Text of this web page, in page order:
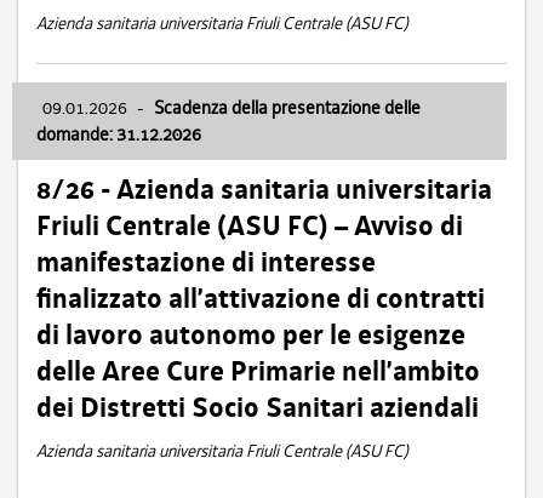
Azienda sanitaria universitaria Friuli Centrale (ASU FC)
09.01.2026 - Scadenza della presentazione delle
domande: 31.12.2026
8/26 - Azienda sanitaria universitaria
Friuli Centrale (ASU FC) – Avviso di
manifestazione di interesse
finalizzato all’attivazione di contratti
di lavoro autonomo per le esigenze
delle Aree Cure Primarie nell’ambito
dei Distretti Socio Sanitari aziendali
Azienda sanitaria universitaria Friuli Centrale (ASU FC)